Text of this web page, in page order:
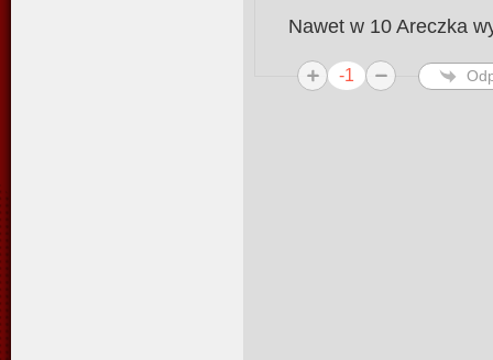
Nawet w 10 Areczka
-1